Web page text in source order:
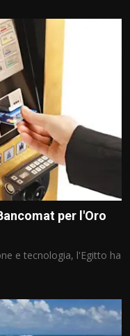
per l'Oro
e tecnologia, l'Egitto ha